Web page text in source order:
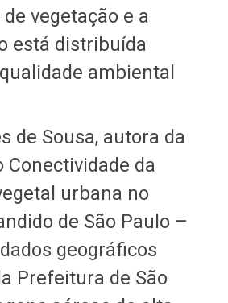
vegetação e a
está distribuída
ambiental
de Sousa, autora da
Conectividade da
urbana no
de São Paulo –
geográficos
Prefeitura de São